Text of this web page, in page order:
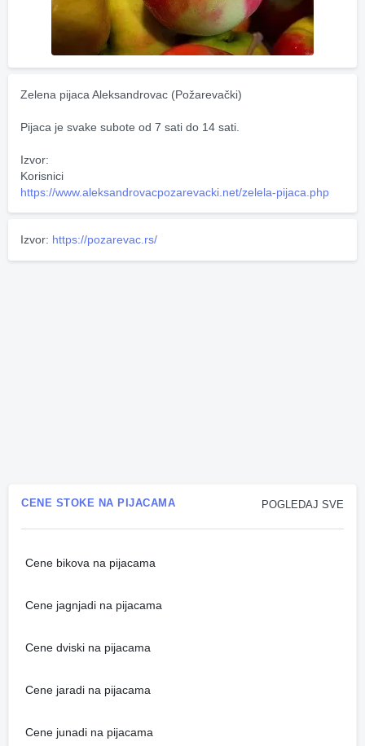
Zelena pijaca Aleksandrovac (Požarevački)
Pijaca je svake subote od 7 sati do 14 sati.
Izvor:
Korisnici
https://www.aleksandrovacpozarevacki.net/zelela-pijaca.php
Izvor: https://pozarevac.rs/
POGLEDAJ SVE
CENE STOKE NA PIJACAMA
Cene bikova na pijacama
Cene jagnjadi na pijacama
Cene dviski na pijacama
Cene jaradi na pijacama
Cene junadi na pijacama